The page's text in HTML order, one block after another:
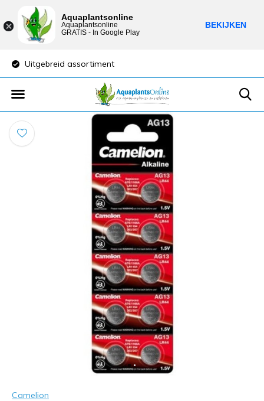
Uitgebreid assortiment
Camelion
Aquaplantsonline
Aquaplantsonline
GRATIS - In Google Play
BEKIJKEN